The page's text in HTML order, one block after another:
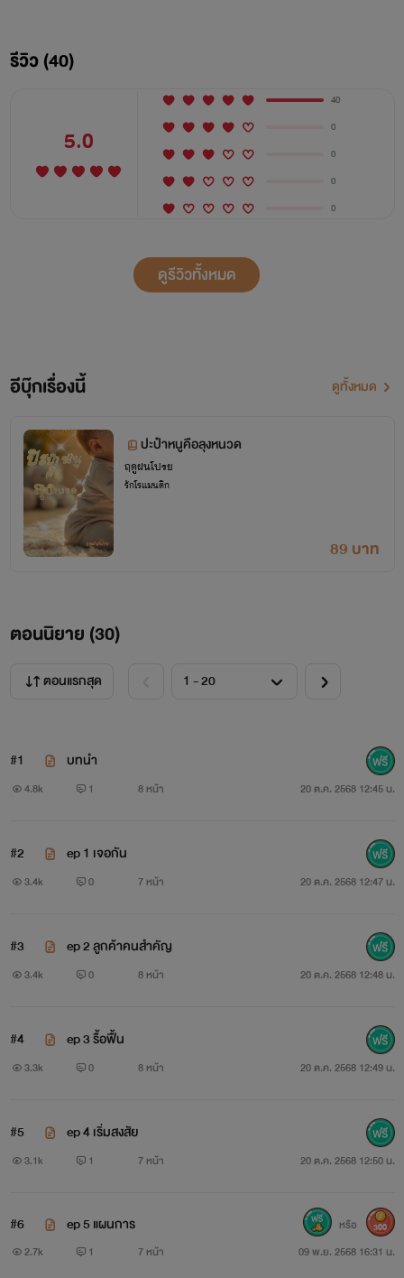
รีวิว (40)
5.0
40
0
0
0
0
ดูรีวิวทั้งหมด
อีบุ๊กเรื่องนี้ ดูทั้งหมด
ปะป๋าหนูคือลุงหนวด
ฤดูฝนโปรย
รักโรแมนติก
89 บาท
ตอนนิยาย (30)
ตอนแรกสุด
#1 บทนำ
4.8k 1 8 หน้า 20 ต.ค. 2568 12:45 น.
#2 ep 1 เจอกัน
3.4k 0 7 หน้า 20 ต.ค. 2568 12:47 น.
#3 ep 2 ลูกค้าคนสำคัญ
3.4k 0 8 หน้า 20 ต.ค. 2568 12:48 น.
#4 ep 3 รื้อฟื้น
3.3k 0 8 หน้า 20 ต.ค. 2568 12:49 น.
#5 ep 4 เริ่มสงสัย
3.1k 1 7 หน้า 20 ต.ค. 2568 12:50 น.
#6 ep 5 แผนการ
2.7k 1 7 หน้า 09 พ.ย. 2568 16:31 น.
หรือ 300